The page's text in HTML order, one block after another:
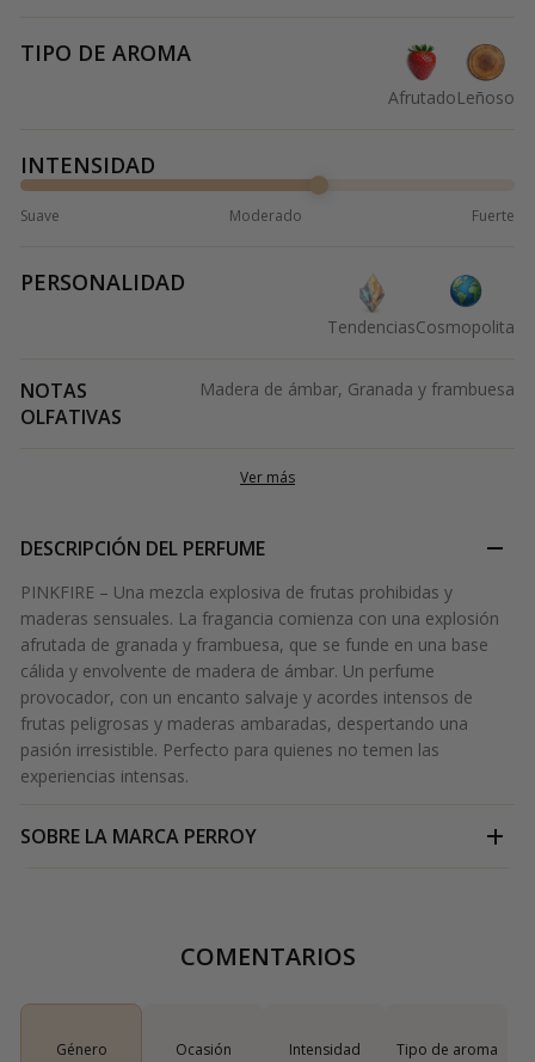
TIPO DE AROMA
AfrutadoLeñoso
INTENSIDAD
Suave Moderado Fuerte
PERSONALIDAD
TendenciasCosmopolita
NOTAS
OLFATIVAS
Madera de ámbar, Granada y frambuesa
Ver más
DESCRIPCIÓN DEL PERFUME
PINKFIRE – Una mezcla explosiva de frutas prohibidas y
maderas sensuales. La fragancia comienza con una explosión
afrutada de granada y frambuesa, que se funde en una base
cálida y envolvente de madera de ámbar. Un perfume
provocador, con un encanto salvaje y acordes intensos de
frutas peligrosas y maderas ambaradas, despertando una
pasión irresistible. Perfecto para quienes no temen las
experiencias intensas.
SOBRE LA MARCA PERROY
COMENTARIOS
Género Ocasión Intensidad Tipo de aroma